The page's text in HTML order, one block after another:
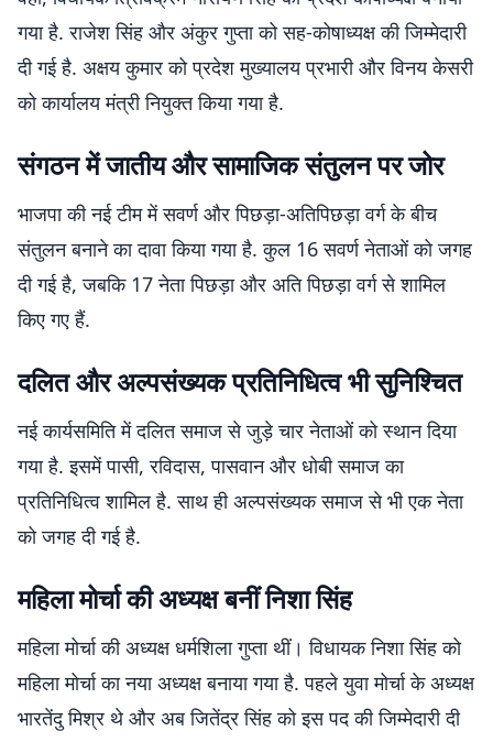
गया है. राजेश सिंह और अंकुर गुप्ता को सह-कोषाध्यक्ष की जिम्मेदारी
दी गई है. अक्षय कुमार को प्रदेश मुख्यालय प्रभारी और विनय केसरी
को कार्यालय मंत्री नियुक्त किया गया है.
संगठन में जातीय और सामाजिक संतुलन पर जोर
भाजपा की नई टीम में सवर्ण और पिछड़ा-अतिपिछड़ा वर्ग के बीच
संतुलन बनाने का दावा किया गया है. कुल 16 सवर्ण नेताओं को जगह
दी गई है, जबकि 17 नेता पिछड़ा और अति पिछड़ा वर्ग से शामिल
किए गए हैं.
दलित और अल्पसंख्यक प्रतिनिधित्व भी सुनिश्चित
नई कार्यसमिति में दलित समाज से जुड़े चार नेताओं को स्थान दिया
गया है. इसमें पासी, रविदास, पासवान और धोबी समाज का
प्रतिनिधित्व शामिल है. साथ ही अल्पसंख्यक समाज से भी एक नेता
को जगह दी गई है.
महिला मोर्चा की अध्यक्ष बनीं निशा सिंह
महिला मोर्चा की अध्यक्ष धर्मशिला गुप्ता थीं। विधायक निशा सिंह को
महिला मोर्चा का नया अध्यक्ष बनाया गया है. पहले युवा मोर्चा के अध्यक्ष
भारतेंदु मिश्र थे और अब जितेंद्र सिंह को इस पद की जिम्मेदारी दी